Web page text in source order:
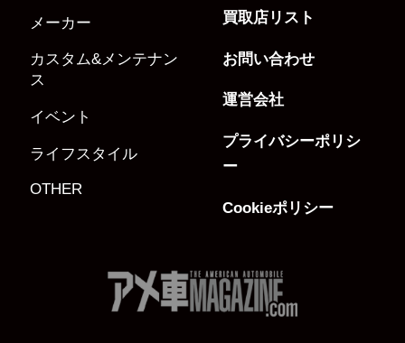
メーカー
カスタム&メンテナン
ス
イベント
ライフスタイル
OTHER
買取店リスト
お問い合わせ
運営会社
プライバシーポリシ
ー
Cookieポリシー